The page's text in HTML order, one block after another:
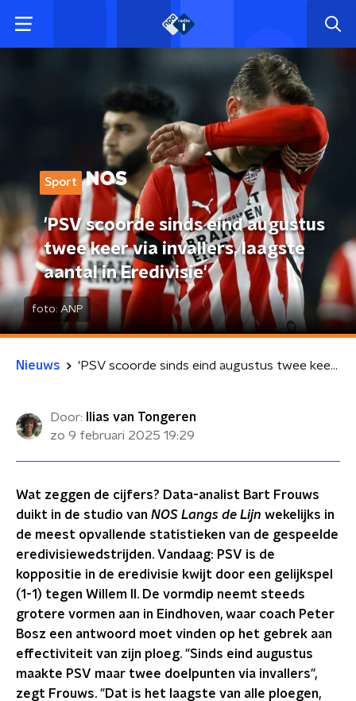
Sport
'PSV scoorde sinds eind augustus
twee keer via invallers, laagste
aantal in Eredivisie'
foto: ANP
Nieuws 'PSV scoorde sinds eind augustus twee keer via invallers, laagste aantal in Eredivisie'
Door:
Ilias van Tongeren
zo 9 februari 2025 19:29
Wat zeggen de cijfers? Data-analist Bart Frouws
duikt in de studio van NOS Langs de Lijn wekelijks in
de meest opvallende statistieken van de gespeelde
eredivisiewedstrijden. Vandaag: PSV is de
koppositie in de eredivisie kwijt door een gelijkspel
(1-1) tegen Willem II. De vormdip neemt steeds
grotere vormen aan in Eindhoven, waar coach Peter
Bosz een antwoord moet vinden op het gebrek aan
effectiviteit van zijn ploeg. "Sinds eind augustus
maakte PSV maar twee doelpunten via invallers",
zegt Frouws. "Dat is het laagste van alle ploegen,